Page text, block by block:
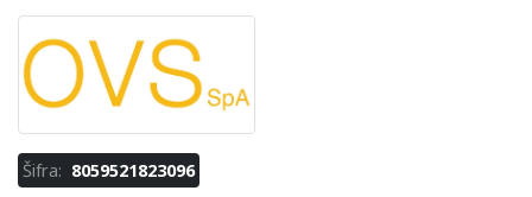
Šifra: 8059521823096